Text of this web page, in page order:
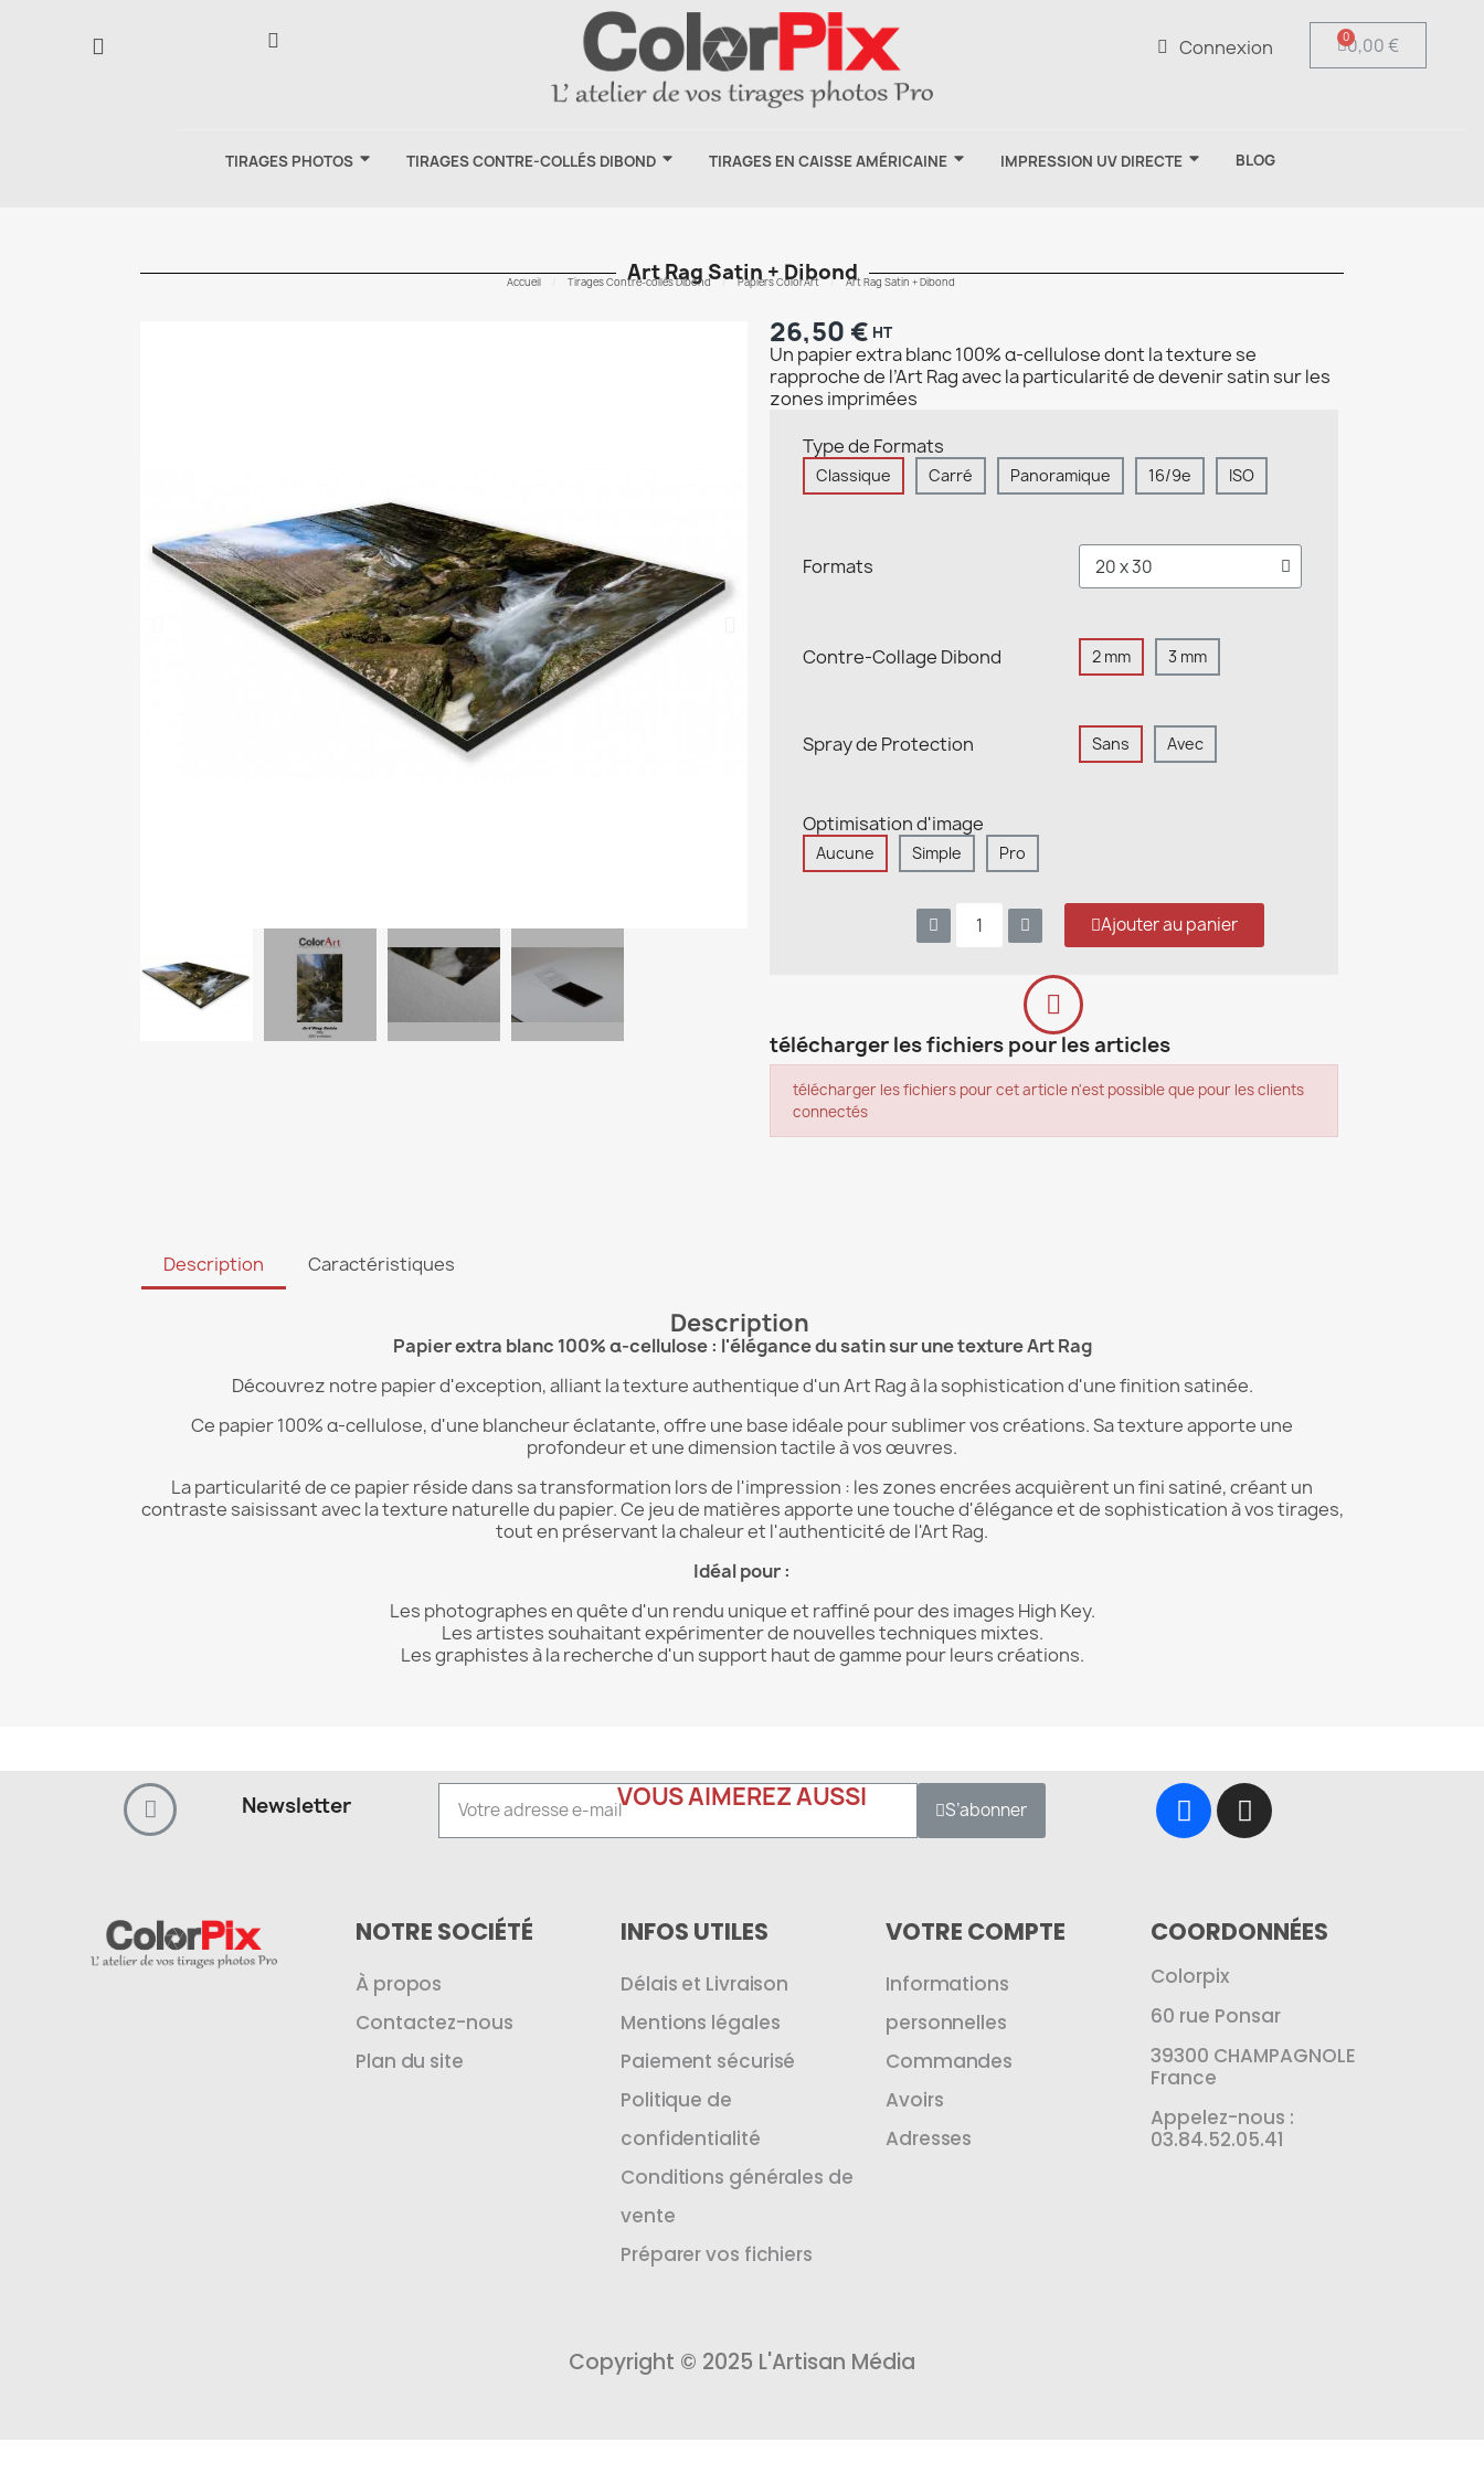
Connexion 0,00 €
TIRAGES PHOTOS TIRAGES CONTRE-COLLÉS DIBOND TIRAGES EN CAISSE AMÉRICAINE IMPRESSION UV DIRECTE BLOG
Art Rag Satin + Dibond
Accueil Tirages Contre-collés Dibond Papiers ColorArt Art Rag Satin + Dibond
26,50 € HT
Un papier extra blanc 100% α-cellulose dont la texture se
rapproche de l’Art Rag avec la particularité de devenir satin sur les
zones imprimées
Type de Formats
Classique Carré Panoramique 16/9e ISO
Formats
Contre-Collage Dibond 2 mm 3 mm
Spray de Protection Sans Avec
Optimisation d'image
Aucune Simple Pro
Ajouter au panier
télécharger les fichiers pour les articles
télécharger les fichiers pour cet article n'est possible que pour les clients
connectés
Description Caractéristiques
Description
Papier extra blanc 100% α-cellulose : l'élégance du satin sur une texture Art Rag
Découvrez notre papier d'exception, alliant la texture authentique d'un Art Rag à la sophistication d'une finition satinée.
Ce papier 100% α-cellulose, d'une blancheur éclatante, offre une base idéale pour sublimer vos créations. Sa texture apporte une
profondeur et une dimension tactile à vos œuvres.
La particularité de ce papier réside dans sa transformation lors de l'impression : les zones encrées acquièrent un fini satiné, créant un
contraste saisissant avec la texture naturelle du papier. Ce jeu de matières apporte une touche d'élégance et de sophistication à vos tirages,
tout en préservant la chaleur et l'authenticité de l'Art Rag.
Idéal pour :
Les photographes en quête d'un rendu unique et raffiné pour des images High Key.
Les artistes souhaitant expérimenter de nouvelles techniques mixtes.
Les graphistes à la recherche d'un support haut de gamme pour leurs créations.
VOUS AIMEREZ AUSSI
Newsletter S’abonner
NOTRE SOCIÉTÉ
À propos
Contactez-nous
Plan du site
INFOS UTILES
Délais et Livraison
Mentions légales
Paiement sécurisé
Politique de
confidentialité
Conditions générales de
vente
Préparer vos fichiers
VOTRE COMPTE
Informations
personnelles
Commandes
Avoirs
Adresses
COORDONNÉES
Colorpix
60 rue Ponsar
39300 CHAMPAGNOLE
France
Appelez-nous :
03.84.52.05.41
Copyright © 2025 L'Artisan Média